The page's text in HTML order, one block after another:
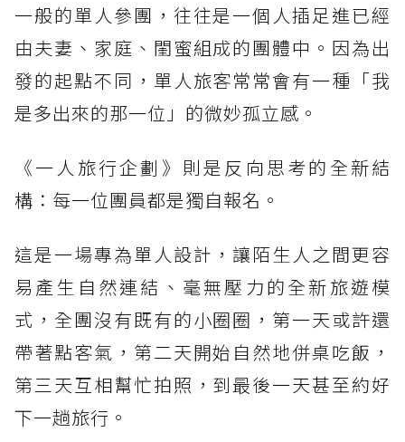
一般的單人參團，往往是一個人插足進已經
由夫妻、家庭、閨蜜組成的團體中。因為出
發的起點不同，單人旅客常常會有一種「我
是多出來的那一位」的微妙孤立感。
《一人旅行企劃》則是反向思考的全新結
構：每一位團員都是獨自報名。
這是一場專為單人設計，讓陌生人之間更容
易產生自然連結、毫無壓力的全新旅遊模
式，全團沒有既有的小圈圈，第一天或許還
帶著點客氣，第二天開始自然地併桌吃飯，
第三天互相幫忙拍照，到最後一天甚至約好
下一趟旅行。